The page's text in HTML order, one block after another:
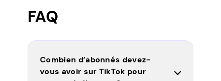
FAQ
Combien d’abonnés devez-
vous avoir sur TikTok pour